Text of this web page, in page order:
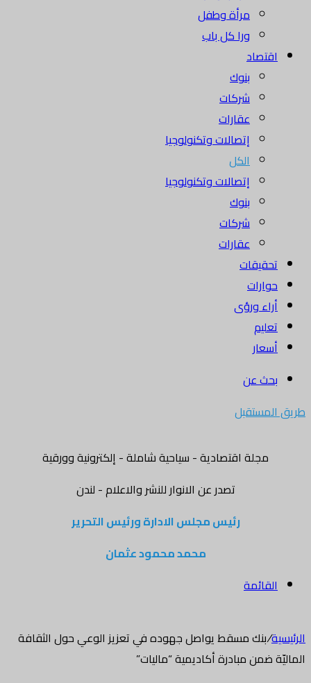
مرأة وطفل
ورا كل باب
اقتصاد
بنوك
شركات
عقارات
إتصالات وتكنولوجيا
الكل
إتصالات وتكنولوجيا
بنوك
شركات
عقارات
تحقيقات
حوارات
أراء ورؤى
تعليم
أسعار
بحث عن
طريق المستقبل
مجلة اقتصادية - سياحية شاملة - إلكترونية وورقية
تصدر عن الانوار للنشر والاعلام - لندن
رئيس مجلس الادارة ورئيس التحرير
محمد محمود عثمان
القائمة
الرئيسية/بنك مسقط يواصل جهوده في تعزيز الوعي حول الثقافة
الماليّة ضمن مبادرة أكاديمية “ماليات”